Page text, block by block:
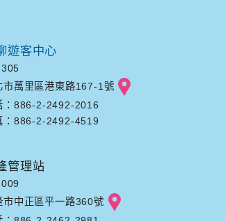
遊客中心
市萬里區港東路167-1號
：886-2-2492-2016
：886-2-2492-4519
管理站
市中正區平一路360號